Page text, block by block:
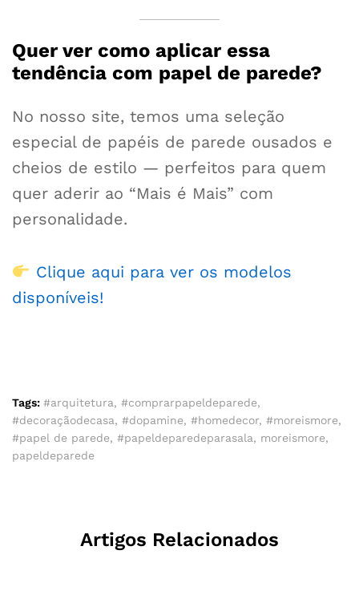
Quer ver como aplicar essa
tendência com papel de parede?
No nosso site, temos uma seleção
especial de papéis de parede ousados e
cheios de estilo — perfeitos para quem
quer aderir ao “Mais é Mais” com
personalidade.
Clique aqui para ver os modelos
disponíveis!
Tags: #arquitetura, #comprarpapeldeparede,
#decoraçãodecasa, #dopamine, #homedecor, #moreismore,
#papel de parede, #papeldeparedeparasala, moreismore,
papeldeparede
Artigos Relacionados